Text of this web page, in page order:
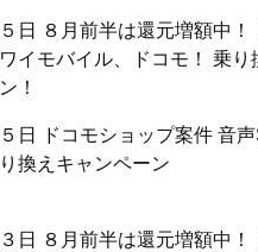
５日 ８月前半は還元増額中！
ワイモバイル、ドコモ！ 乗り
ン！
５日 ドコモショップ案件 音
り換えキャンペーン
３日 ８月前半は還元増額中！